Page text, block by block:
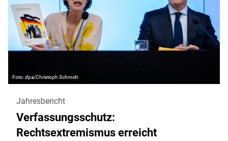
dpa/Christoph Schmidt
Jahresbericht
Verfassungsschutz:
Rechtsextremismus erreicht